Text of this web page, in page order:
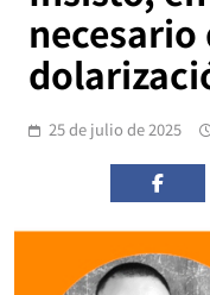
25 de julio de 2025